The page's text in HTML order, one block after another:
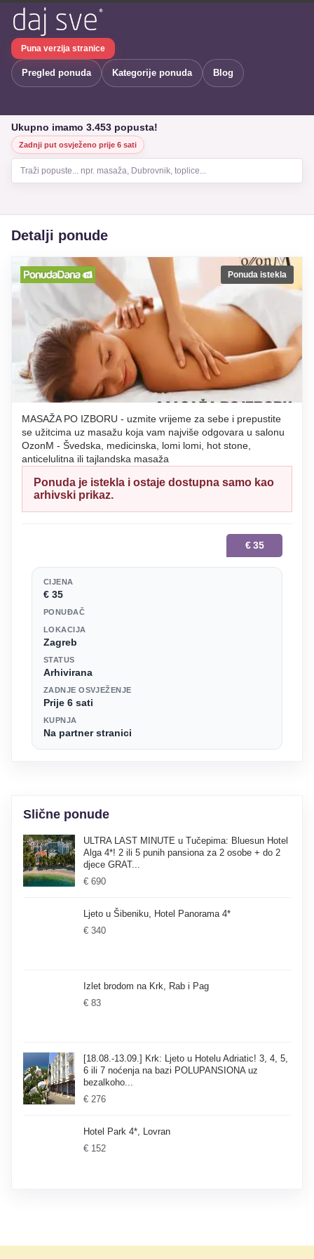
Puna verzija stranice
Pregled ponuda Kategorije ponuda Blog
Ukupno imamo 3.453 popusta!
Zadnji put osvježeno prije 6 sati
Traži popuste... npr. masaža, Dubrovnik, toplice...
Detalji ponude
Ponuda istekla
MASAŽA PO IZBORU - uzmite vrijeme za sebe i prepustite
se užitcima uz masažu koja vam najviše odgovara u salonu
OzonM - Švedska, medicinska, lomi lomi, hot stone,
anticelulitna ili tajlandska masaža
Ponuda je istekla i ostaje dostupna samo kao
arhivski prikaz.
€ 35
CIJENA
€ 35
PONUĐAČ
LOKACIJA
Zagreb
STATUS
Arhivirana
ZADNJE OSVJEŽENJE
Prije 6 sati
KUPNJA
Na partner stranici
Slične ponude
ULTRA LAST MINUTE u Tučepima: Bluesun Hotel
Alga 4*! 2 ili 5 punih pansiona za 2 osobe + do 2
djece GRAT...
€ 690
Ljeto u Šibeniku, Hotel Panorama 4*
€ 340
Izlet brodom na Krk, Rab i Pag
€ 83
[18.08.-13.09.] Krk: Ljeto u Hotelu Adriatic! 3, 4, 5,
6 ili 7 noćenja na bazi POLUPANSIONA uz
bezalkoho...
€ 276
Hotel Park 4*, Lovran
€ 152